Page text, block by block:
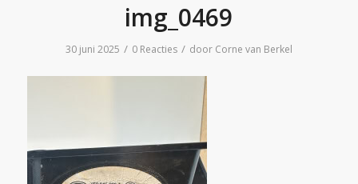
img_0469
30 juni 2025 / 0 Reacties / door Corne van Berkel